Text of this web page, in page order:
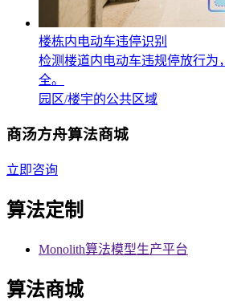
楼栋内电动车违停识别
检测楼道内电动车违规停放行为
全。
园区/楼宇的公共区域
商汤方舟算法商城
立即咨询
算法定制
Monolith算法模型生产平台
算法商城